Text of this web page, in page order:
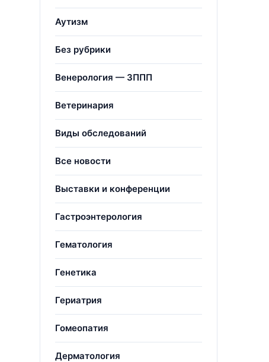
Аутизм
Без рубрики
Венерология — ЗППП
Ветеринария
Виды обследований
Все новости
Выставки и конференции
Гастроэнтерология
Гематология
Генетика
Гериатрия
Гомеопатия
Дерматология